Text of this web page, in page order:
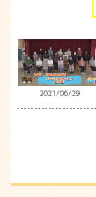
2021/06/29